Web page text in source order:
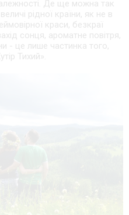
Де ще можна так
рідної країни, як не в
краси, безкраї
сонця, ароматне повітря,
- це лише частинка того,
Тихий».